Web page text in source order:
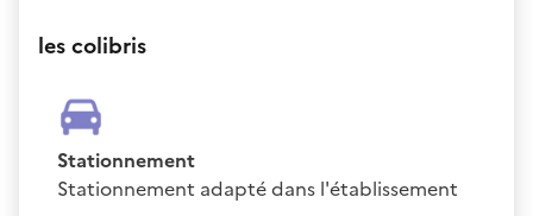
les colibris
Stationnement
Stationnement adapté dans l'établissement